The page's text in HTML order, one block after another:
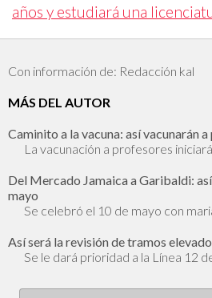
años y estudiará una
Con información de: Redacción kal
MÁS DEL AUTOR
Caminito a la vacuna: así vacunarán
La vacunación a profesores
Del Mercado Jamaica a Garibaldi:
mayo
Se celebró el 10 de mayo con
Así será la revisión de tramos
Se le dará prioridad a la Línea 12